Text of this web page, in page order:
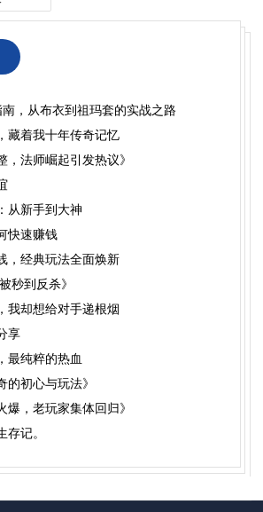
，从布衣到祖玛套的实战之路
藏着我十年传奇记忆
，法师崛起引发热议》
从新手到大神
快速赚钱
，经典玩法全面焕新
秒到反杀》
我却想给对手递根烟
享
最纯粹的热血
的初心与玩法》
爆，老玩家集体回归》
存记。